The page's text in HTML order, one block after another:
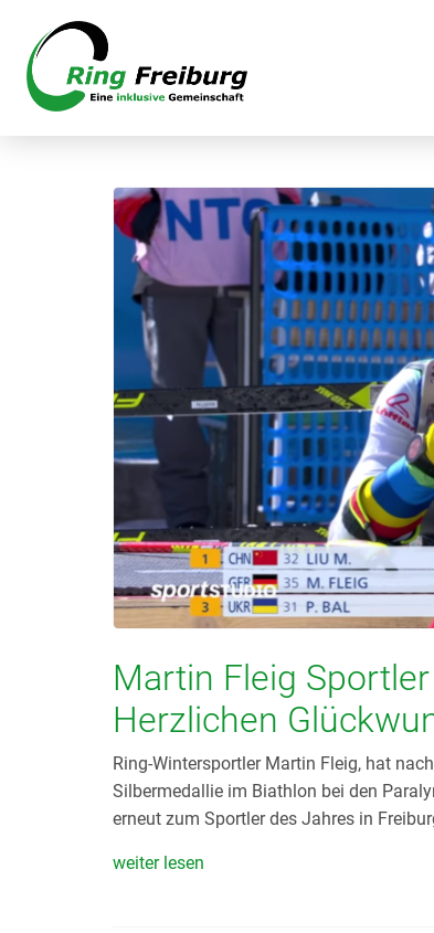
Martin Fleig
Herzlichen
Ring-Wintersportler Martin Fleig, hat
Silbermedallie im Biathlon bei den
erneut zum Sportler des Jahres in
weiter lesen